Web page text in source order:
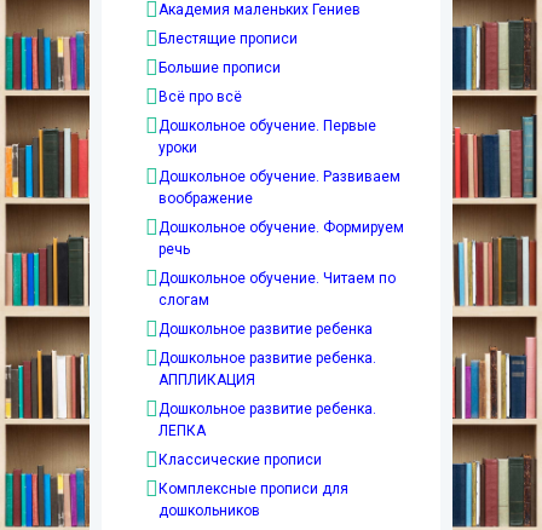
Академия маленьких Гениев
Блестящие прописи
Большие прописи
Всё про всё
Дошкольное обучение. Первые
уроки
Дошкольное обучение. Развиваем
воображение
Дошкольное обучение. Формируем
речь
Дошкольное обучение. Читаем по
слогам
Дошкольное развитие ребенка
Дошкольное развитие ребенка.
АППЛИКАЦИЯ
Дошкольное развитие ребенка.
ЛЕПКА
Классические прописи
Комплексные прописи для
дошкольников